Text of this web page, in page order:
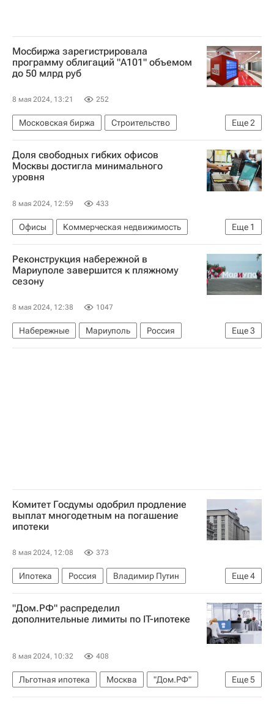
Мосбиржа зарегистрировала
программу облигаций "А101" объемом
до 50 млрд руб
8 мая 2024, 13:21 252
Еще2
Московская биржа
Строительство
Девелоперы
ГК "А101"
Доля свободных гибких офисов
Москвы достигла минимального
уровня
8 мая 2024, 12:59 433
Еще 1
Офисы
Коммерческая недвижимость
Москва
Реконструкция набережной в
Мариуполе завершится к пляжному
сезону
8 мая 2024, 12:38 1047
Еще3
Набережные Мариуполь
Россия
Азовское море
Марат Хуснуллин
Комитет Госдумы одобрил продление
выплат многодетным на погашение
ипотеки
8 мая 2024, 12:08 373
Еще4
Ипотека Россия
Владимир Путин
Михаил Мишустин
Госдума РФ
Кредиты
Многодетные семьи
"Дом.РФ" распределил
дополнительные лимиты по IT-ипотеке
8 мая 2024, 10:32 408
Еще5
Льготная ипотека Москва
"Дом.РФ"
Сбербанк России
Альфа-банк
Россия